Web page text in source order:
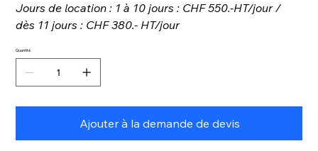
Jours de location : 1 à 10 jours : CHF 550.-HT/jour /
dès 11 jours : CHF 380.- HT/jour
Quantité
Ajouter à la demande de devis